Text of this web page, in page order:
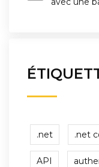
.net .net
API